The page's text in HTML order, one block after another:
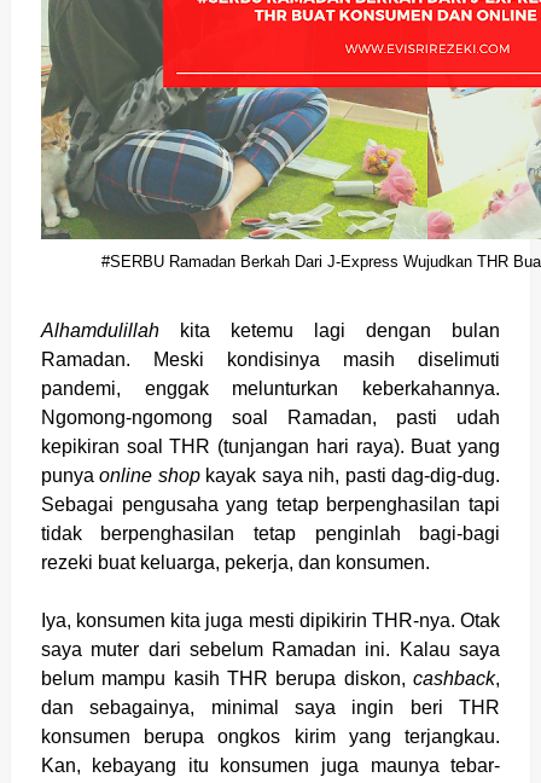
#SERBU Ramadan Berkah Dari J-Express Wujudkan THR
Alhamdulillahkita ketemu lagi dengan bulan
Ramadan. Meski kondisinya masih diselimuti
pandemi, enggak melunturkan keberkahannya.
Ngomong-ngomong soal Ramadan, pasti udah
kepikiran soal THR (tunjangan hari raya). Buat yang
punyaonline shopkayak saya nih, pasti dag-dig-dug.
Sebagai pengusaha yang tetap berpenghasilan tapi
tidak berpenghasilan tetap penginlah bagi-bagi
rezeki buat keluarga, pekerja, dan konsumen.
Iya, konsumen kita juga mesti dipikirin THR-nya. Otak
saya muter dari sebelum Ramadan ini. Kalau saya
belum mampu kasih THR berupa diskon,cashback,
dan sebagainya, minimal saya ingin beri THR
konsumen berupa ongkos kirim yang terjangkau.
Kan, kebayang itu konsumen juga maunya tebar-